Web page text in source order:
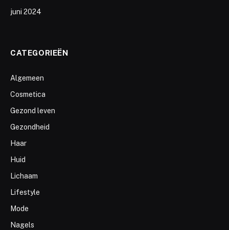
juni 2024
CATEGORIEËN
Algemeen
Cosmetica
Gezond leven
Gezondheid
Haar
Huid
Lichaam
Lifestyle
Mode
Nagels